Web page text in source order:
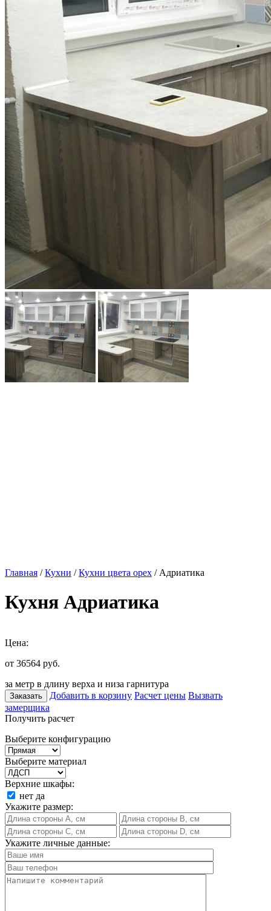
Главная /Кухни /Кухни цвета орех / Адриатика
Кухня Адриатика
Цена:
от 36564 руб.
за метр в длину верха и низа гарнитура
Заказать Добавить в корзину Расчет цены Вызвать
замерщика
Получить расчет
Выберите конфигурацию
Выберите материал
Верхние шкафы:
нет да
Укажите размер:
Укажите личные данные: